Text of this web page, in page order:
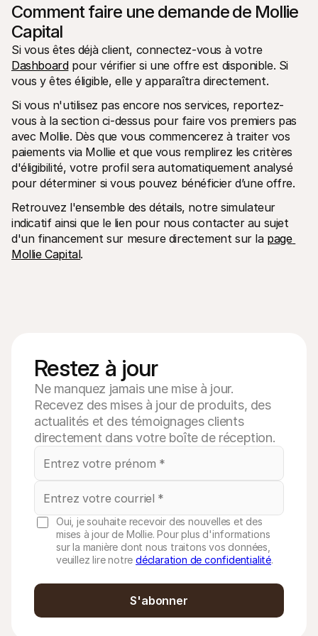
Comment faire une demande de Mollie
Capital
Si vous êtes déjà client, connectez-vous à votre
Dashboard pour vérifier si une offre est disponible. Si
vous y êtes éligible, elle y apparaîtra directement.
Si vous n'utilisez pas encore nos services, reportez-
vous à la section ci-dessus pour faire vos premiers pas
avec Mollie. Dès que vous commencerez à traiter vos
paiements via Mollie et que vous remplirez les critères
d'éligibilité, votre profil sera automatiquement analysé
pour déterminer si vous pouvez bénéficier d’une offre.
Retrouvez l'ensemble des détails, notre simulateur
indicatif ainsi que le lien pour nous contacter au sujet
d'un financement sur mesure directement sur la page
Mollie Capital.
Restez à jour
Ne manquez jamais une mise à jour.
Recevez des mises à jour de produits, des
actualités et des témoignages clients
directement dans votre boîte de réception.
Oui, je souhaite recevoir des nouvelles et des
mises à jour de Mollie. Pour plus d'informations
sur la manière dont nous traitons vos données,
veuillez lire notre déclaration de confidentialité.
S'abonner